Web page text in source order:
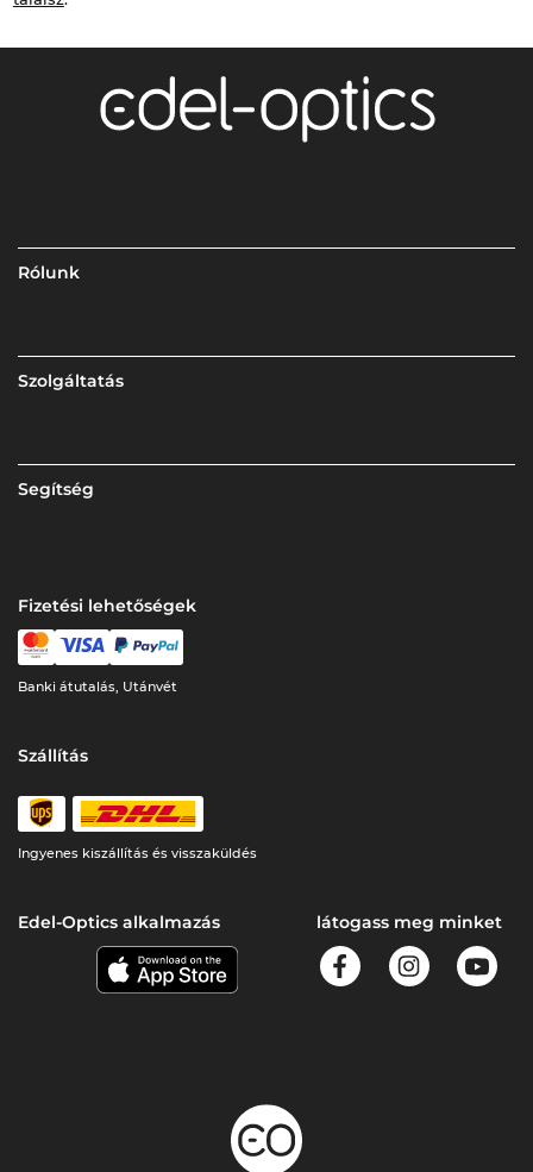
Rólunk
Szolgáltatás
Segítség
Fizetési lehetőségek
Banki átutalás, Utánvét
Szállítás
Ingyenes kiszállítás és visszaküldés
Edel-Optics alkalmazás látogass meg minket